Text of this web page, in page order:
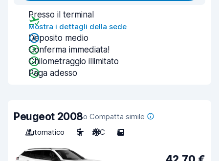
Presso il terminal
Mostra i dettagli della sede
Deposito medio
Conferma immediata!
Chilometraggio illimitato
Paga adesso
Peugeot 2008o Compatta simile
Automatico
5 A/C 5